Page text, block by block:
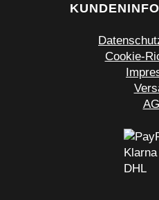
Cookie-